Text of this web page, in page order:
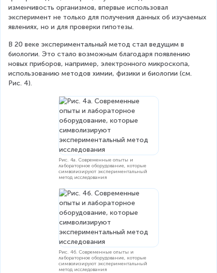
изменчивость организмов, впервые использовал
эксперимент не только для получения данных об изучаемых
явлениях, но и для проверки гипотезы.
В 20 веке экспериментальный метод стал ведущим в
биологии. Это стало возможным благодаря появлению
новых приборов, например, электронного микроскопа,
использованию методов химии, физики и биологии (см.
Рис. 4).
Рис. 4а. Современные опыты и
лабораторное оборудование, которые
символизируют экспериментальный
метод исследования
Рис. 4б. Современные опыты и
лабораторное оборудование, которые
символизируют экспериментальный
метод исследования